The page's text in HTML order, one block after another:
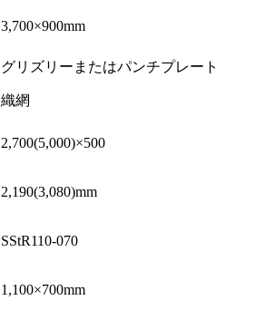
3,700×900mm
グリズリーまたはパンチプレート
織網
2,700(5,000)×500
2,190(3,080)mm
SStR110-070
1,100×700mm